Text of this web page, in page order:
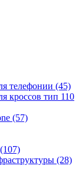
телефонии (45)
кроссов тип 110
(57)
(107)
(28)